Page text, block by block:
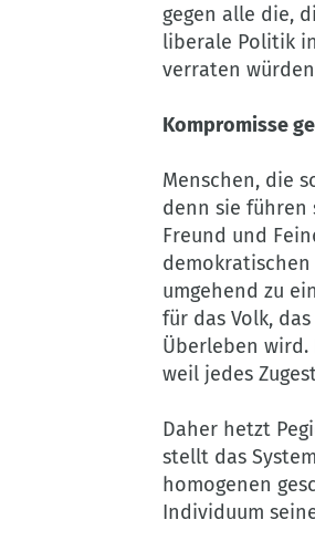
gegen alle die,
liberale Politik
verraten
Kompromisse
Menschen, die
denn sie führen
Freund und
umgehend zu
für das Volk,
Überleben wird.
weil jedes
Daher hetzt
stellt das
homogenen
Individuum